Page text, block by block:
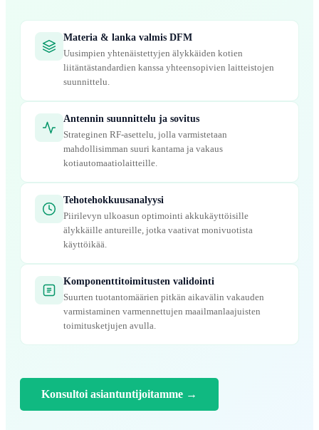
Materia & lanka valmis DFM
Uusimpien yhtenäistettyjen älykkäiden kotien
liitäntästandardien kanssa yhteensopivien laitteistojen
suunnittelu.
Antennin suunnittelu ja sovitus
Strateginen RF-asettelu, jolla varmistetaan
mahdollisimman suuri kantama ja vakaus
kotiautomaatiolaitteille.
Tehotehokkuusanalyysi
Piirilevyn ulkoasun optimointi akkukäyttöisille
älykkäille antureille, jotka vaativat monivuotista
käyttöikää.
Komponenttitoimitusten validointi
Suurten tuotantomäärien pitkän aikavälin vakauden
varmistaminen varmennettujen maailmanlaajuisten
toimitusketjujen avulla.
Konsultoi asiantuntijoitamme →